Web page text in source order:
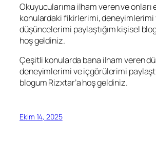
Okuyucularıma ilham veren ve
konulardaki fikirlerimi, deneyimlerimi
düşüncelerimi paylaştığım kişisel
hoş geldiniz.
Çeşitli konularda bana ilham veren
deneyimlerimi ve içgörülerimi
blogum Rizxtar’a hoş geldiniz.
Ekim 14, 2025